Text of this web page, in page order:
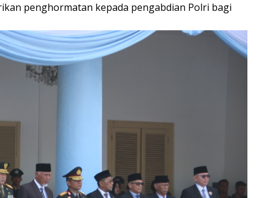
penghormatan kepada pengabdian Polri bagi